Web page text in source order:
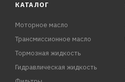
КАТАЛОГ
Моторное масло
Трансмиссионное масло
Тормозная жидкость
Гидравлическая жидкость